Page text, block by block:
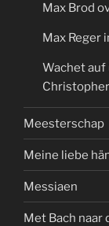
Max Brod
Max Reger
Wachet auf
Meesterschap
Meine liebe
Messiaen
Met Bach naar